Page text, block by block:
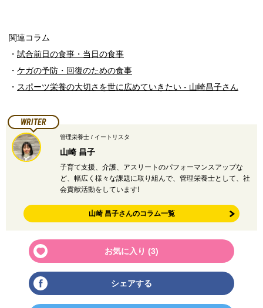
関連コラム
・ 試合前日の食事・当日の食事
・ ケガの予防・回復のための食事
・ スポーツ栄養の大切さを世に広めていきたい - 山崎昌子さん
WRITER
管理栄養士 / イートリスタ
山崎 昌子
子育て支援、介護、アスリートのパフォーマンスアップな
ど、幅広く様々な課題に取り組んで、管理栄養士として、社
会貢献活動をしています!
山崎 昌子さんのコラム一覧
お気に入り (3)
シェアする